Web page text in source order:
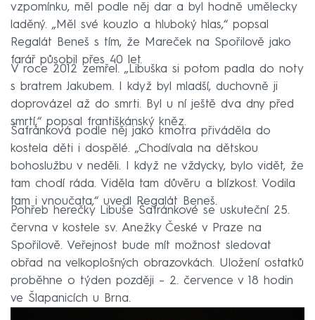
vzpomínku, měl podle něj dar a byl hodně umělecky
laděný. „Měl své kouzlo a hluboký hlas,“ popsal
Regalát Beneš s tím, že Mareček na Spořilově jako
farář působil přes 40 let.
V roce 2012 zemřel. „Libuška si potom padla do noty
s bratrem Jakubem. I když byl mladší, duchovně ji
doprovázel až do smrti. Byl u ní ještě dva dny před
smrtí,“ popsal františkánský kněz.
Šafránková podle něj jako kmotra přiváděla do
kostela děti i dospělé. „Chodívala na dětskou
bohoslužbu v neděli. I když ne vždycky, bylo vidět, že
tam chodí ráda. Viděla tam důvěru a blízkost. Vodila
tam i vnoučata,“ uvedl Regalát Beneš.
Pohřeb herečky Libuše Šafránkové se uskuteční 25.
června v kostele sv. Anežky České v Praze na
Spořilově. Veřejnost bude mít možnost sledovat
obřad na velkoplošných obrazovkách. Uložení ostatků
proběhne o týden později – 2. července v 18 hodin
ve Šlapanicích u Brna.